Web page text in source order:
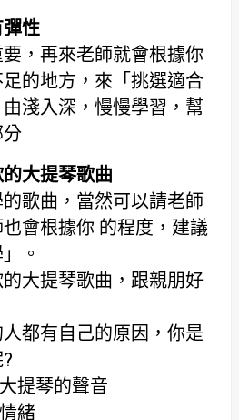
性
，再來老師就會根據你
的地方，來「挑選適合
淺入深，慢慢學習，幫
大提琴歌曲
歌曲，當然可以請老師
會根據你 的程度，建議
。
大提琴歌曲，跟親朋好
都有自己的原因，你是
提琴的聲音
緒